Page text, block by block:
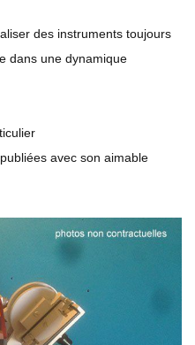
des instruments toujours
dans une dynamique
avec son aimable